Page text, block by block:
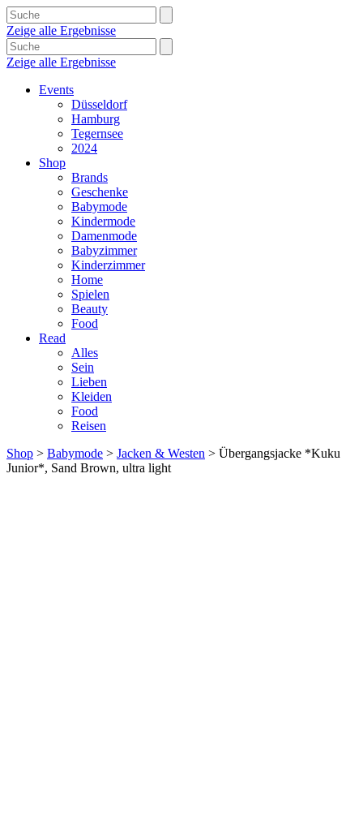
Zeige alle Ergebnisse
Zeige alle Ergebnisse
Events
Düsseldorf
Hamburg
Tegernsee
2024
Shop
Brands
Geschenke
Babymode
Kindermode
Damenmode
Babyzimmer
Kinderzimmer
Home
Spielen
Beauty
Food
Read
Alles
Sein
Lieben
Kleiden
Food
Reisen
Shop > Babymode > Jacken & Westen > Übergangsjacke *Kuku
Junior*, Sand Brown, ultra light